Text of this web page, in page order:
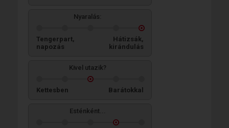
Nyaralás:
Tengerpart,
napozás
Hátizsák,
kirándulás
Kivel utazik?
Kettesben Barátokkal
Esténként...